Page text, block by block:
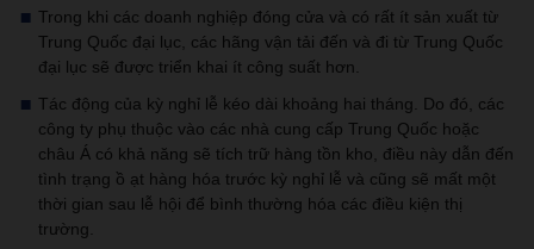
Trong khi các doanh nghiệp đóng cửa và có rất ít sản xuất từ ​​
Trung Quốc đại lục, các hãng vận tải đến và đi từ Trung Quốc
đại lục sẽ được triển khai ít công suất hơn.
Tác động của kỳ nghỉ lễ kéo dài khoảng hai tháng. Do đó, các
công ty phụ thuộc vào các nhà cung cấp Trung Quốc hoặc
châu Á có khả năng sẽ tích trữ hàng tồn kho, điều này dẫn đến
tình trạng ồ ạt hàng hóa trước kỳ nghỉ lễ và cũng sẽ mất một
thời gian sau lễ hội để bình thường hóa các điều kiện thị
trường.